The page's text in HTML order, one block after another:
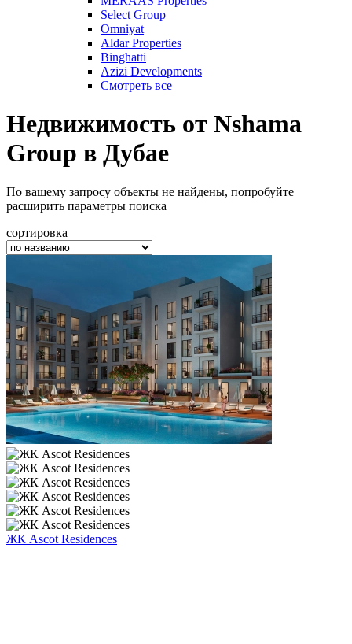
Select Group
Omniyat
Aldar Properties
Binghatti
Azizi Developments
Смотреть все
Недвижимость от Nshama
Group в Дубае
По вашему запросу объекты не найдены, попробуйте
расширить параметры поиска
сортировка
ЖК Ascot Residences